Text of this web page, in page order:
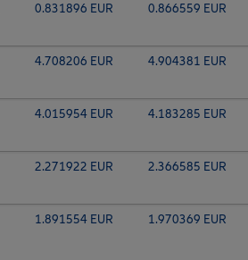
0.831896 EUR 0.866559 EUR
4.708206 EUR 4.904381 EUR
4.015954 EUR 4.183285 EUR
2.271922 EUR 2.366585 EUR
1.891554 EUR 1.970369 EUR